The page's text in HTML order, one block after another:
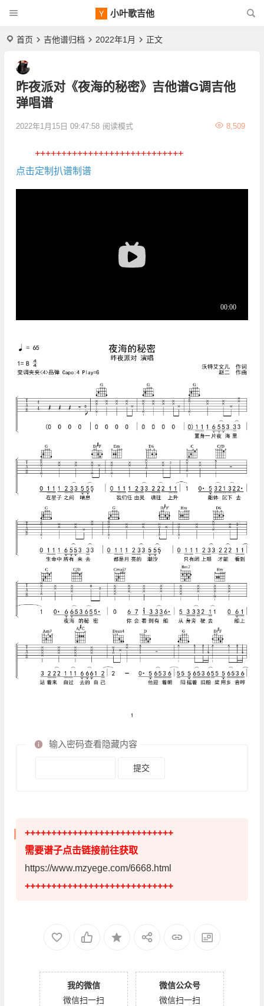
小叶歌吉他
首页 吉他谱归档 2022年1月 正文
昨夜派对《夜海的秘密》吉他谱G调吉他
弹唱谱
2022年1月15日 09:47:58 8,509
阅读模式
++++++++++++++++++++++++++++
点击定制扒谱制谱
输入密码查看隐藏内容
++++++++++++++++++++++++++++
需要谱子点击链接前往获取
https://www.mzyege.com/6668.html
++++++++++++++++++++++++++++
我的微信
微信扫一扫
微信公众号
微信扫一扫